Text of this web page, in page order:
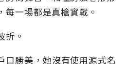
每一場都是真槍實戰。
折。
口勝美，她沒有使用源式名